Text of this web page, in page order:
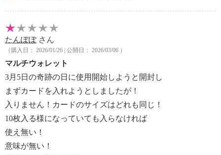
たんぽぽさん
（購入日： 2026/01/26 | 公開日： 2026/03/06 ）
マルチウォレット
3月5日の奇跡の日に使用開始しようと開封し
まずカードを入れようとしましたが！
入りません！カードのサイズはどれも同じ！
10枚入る様になっていても入らなければ
使え無い！
意味が無い！